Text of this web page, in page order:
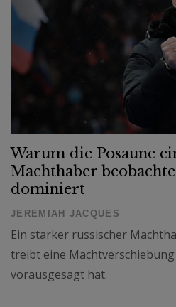
Warum die Posaune
Machthaber
dominiert
JEREMIAH JACQUES
Ein starker russischer
treibt eine
vorausgesagt hat.